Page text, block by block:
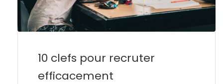
10 clefs pour recruter
efficacement